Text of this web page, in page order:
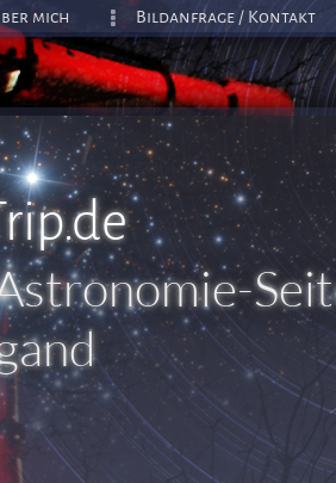
mich Bildanfrage / Kontakt